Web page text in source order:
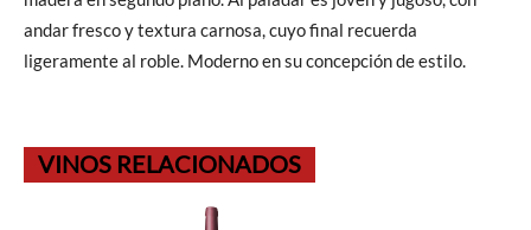
andar fresco y textura carnosa, cuyo final recuerda
ligeramente al roble. Moderno en su concepción de estilo.
VINOS RELACIONADOS